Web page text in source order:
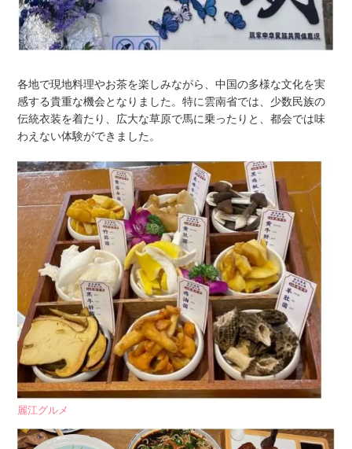
各地で現地料理やお茶を楽しみながら、中国の多様な文化を実
感する貴重な機会となりました。特に雲南省では、少数民族の
伝統衣装を着たり、広大な草原で馬に乗ったりと、都会では味
わえない体験ができました。
麗江グルメ